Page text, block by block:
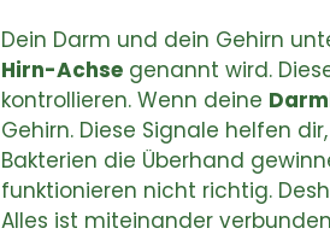
Dein Darm und dein Gehirn
Hirn-Achsegenannt wird.
kontrollieren. Wenn deine
Gehirn. Diese Signale helfen
Bakterien die Überhand
funktionieren nicht richtig.
Alles ist miteinander